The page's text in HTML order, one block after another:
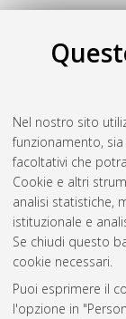
Nel nostro sito
funzionamento,
facoltativi che
Cookie e altri
analisi statistiche,
istituzionale e
Se chiudi questo
cookie necessari.
Puoi esprimere il
l'opzione in
L
Lenares, Alberto
di
,
Università di
pedagogiche, 37
Questa lista
Atom
Rss 1.0